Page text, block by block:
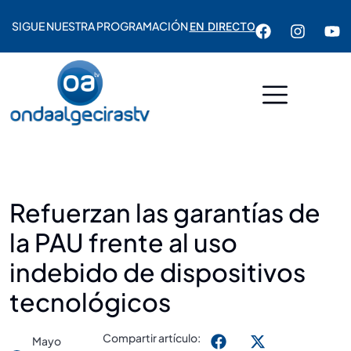
SIGUE NUESTRA PROGRAMACIÓNEN DIRECTO
Refuerzan las garantías de
la PAU frente al uso
indebido de dispositivos
tecnológicos
Mayo
Compartir artículo: